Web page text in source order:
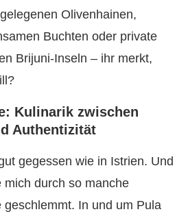
Olivenhainen,
Buchten oder private
Brijuni-Inseln – ihr merkt,
Kulinarik zwischen
Authentizität
gegessen wie in Istrien. Und
mich durch so manche
geschlemmt. In und um Pula